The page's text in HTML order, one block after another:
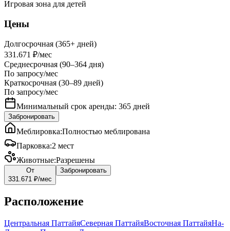
Игровая зона для детей
Цены
Долгосрочная (365+ дней)
331.671 ₽/мес
Среднесрочная (90–364 дня)
По запросу/мес
Краткосрочная (30–89 дней)
По запросу/мес
Минимальный срок аренды: 365 дней
Забронировать
Меблировка:Полностью меблирована
Парковка:2 мест
Животные:Разрешены
От
331.671 ₽/мес
Забронировать
Расположение
Центральная ПаттайяСеверная ПаттайяВосточная ПаттайяНа-